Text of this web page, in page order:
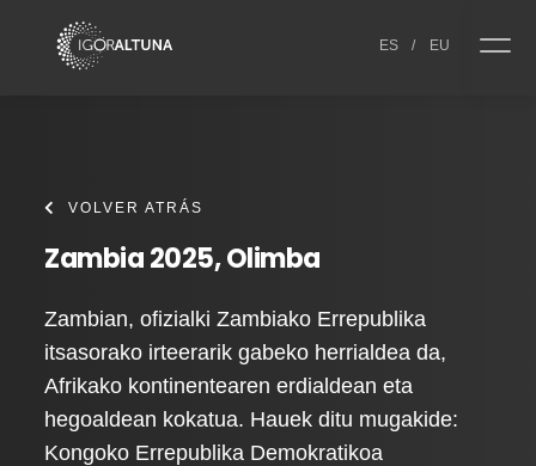
ES / EU
VOLVER ATRÁS
Zambia 2025, Olimba
Zambian, ofizialki Zambiako Errepublika
itsasorako irteerarik gabeko herrialdea da,
Afrikako kontinentearen erdialdean eta
hegoaldean kokatua. Hauek ditu mugakide:
Kongoko Errepublika Demokratikoa